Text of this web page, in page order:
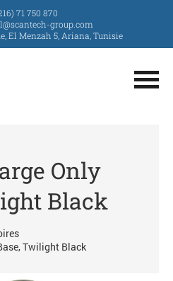
71 750 870
group.com
El Menzah 5, Ariana, Tunisie
Only
Black
Twilight Black